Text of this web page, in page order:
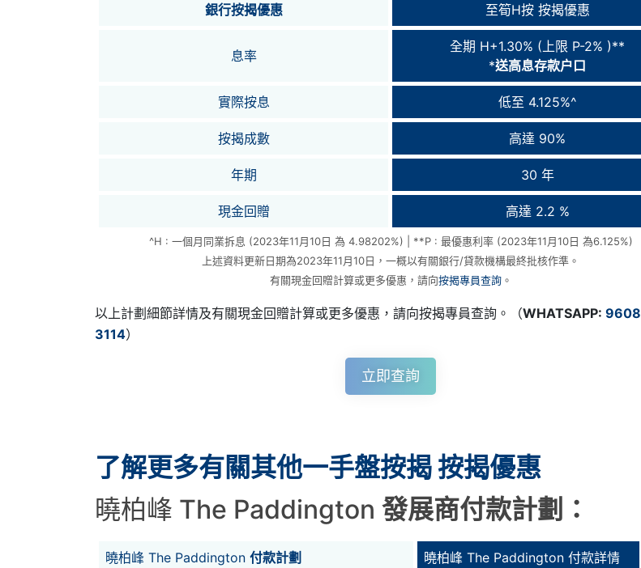
銀行按揭優惠 至筍H按 按揭優惠
息率
全期 H+1.30% (上限 P-2% )**
*送高息存款户口
實際按息 低至 4.125%^
按揭成數 高達 90%
年期 30 年
現金回贈 高達 2.2 %
^H : 一個月同業拆息 (2023年11月10日 為 4.98202%) | **P : 最優惠利率 (2023年11月10日 為6.125%)
上述資料更新日期為2023年11月10日，一概以有關銀行/貸款機構最終批核作準。
有關現金回贈計算或更多優惠，請向按揭專員查詢。
以上計劃細節詳情及有關現金回贈計算或更多優惠，請向按揭專員查詢。（WHATSAPP: 9608
3114）
立即查詢
了解更多有關其他一手盤按揭 按揭優惠
曉柏峰 The Paddington 發展商付款計劃：
曉柏峰 The Paddington 付款計劃 曉柏峰 The Paddington 付款詳情